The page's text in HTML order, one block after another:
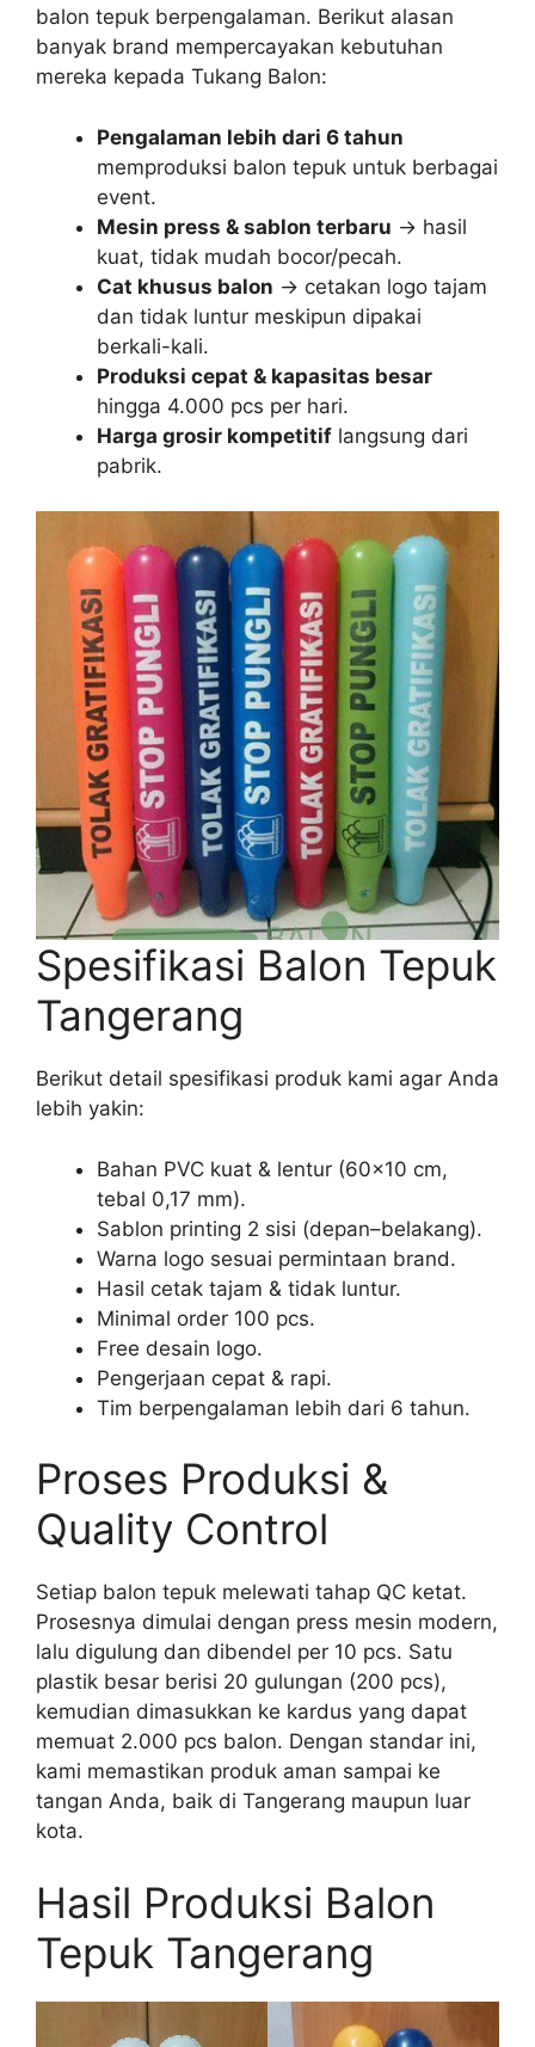
balon tepuk berpengalaman. Berikut alasan
banyak brand mempercayakan kebutuhan
mereka kepada Tukang Balon:
Pengalaman lebih dari 6 tahun
memproduksi balon tepuk untuk berbagai
event.
Mesin press & sablon terbaru → hasil
kuat, tidak mudah bocor/pecah.
Cat khusus balon → cetakan logo tajam
dan tidak luntur meskipun dipakai
berkali-kali.
Produksi cepat & kapasitas besar
hingga 4.000 pcs per hari.
Harga grosir kompetitif langsung dari
pabrik.
Spesifikasi Balon Tepuk
Tangerang
Berikut detail spesifikasi produk kami agar Anda
lebih yakin:
Bahan PVC kuat & lentur (60×10 cm,
tebal 0,17 mm).
Sablon printing 2 sisi (depan–belakang).
Warna logo sesuai permintaan brand.
Hasil cetak tajam & tidak luntur.
Minimal order 100 pcs.
Free desain logo.
Pengerjaan cepat & rapi.
Tim berpengalaman lebih dari 6 tahun.
Proses Produksi &
Quality Control
Setiap balon tepuk melewati tahap QC ketat.
Prosesnya dimulai dengan press mesin modern,
lalu digulung dan dibendel per 10 pcs. Satu
plastik besar berisi 20 gulungan (200 pcs),
kemudian dimasukkan ke kardus yang dapat
memuat 2.000 pcs balon. Dengan standar ini,
kami memastikan produk aman sampai ke
tangan Anda, baik di Tangerang maupun luar
kota.
Hasil Produksi Balon
Tepuk Tangerang